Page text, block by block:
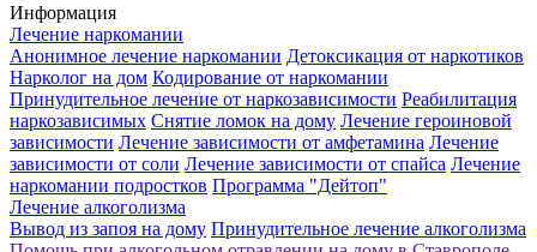
Информация
Лечение наркомании
Анонимное лечение наркомании Детоксикация от наркотиков
Нарколог на дом Кодирование от наркомании
Принудительное лечение от наркозависимости Реабилитация
наркозависимых Снятие ломок на дому Лечение героиновой
зависимости Лечение зависимости от амфетамина Лечение
зависимости от соли Лечение зависимости от спайса Лечение
наркомании подростков Программа "Дейтоп"
Лечение алкоголизма
Вывод из запоя на дому Принудительное лечение алкоголизма